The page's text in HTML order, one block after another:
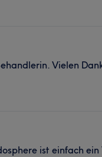
Vielen
ist einfach